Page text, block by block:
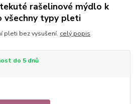
rašelinové mýdlo k
všechny typy pleti
pleti bez vysušení. celý popis
do 5 dnů